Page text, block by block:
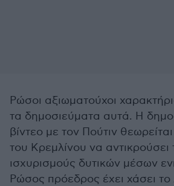
Ρώσοι αξιωματούχοι
τα δημοσιεύματα αυτά. Η
βίντεο με τον Πούτιν
του Κρεμλίνου να αντικρούσει
ισχυρισμούς δυτικών μέσων
Ρώσος πρόεδρος έχει χάσει το